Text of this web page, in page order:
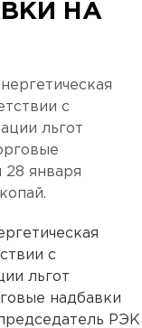
НА
с
льгот
28 января
с
льгот
надбавки
РЭК